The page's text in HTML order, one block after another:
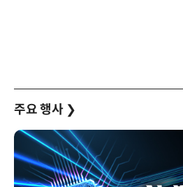
주요 행사 ❯